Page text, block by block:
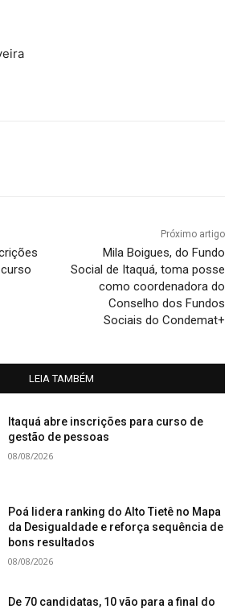
Próximo artigo
Mila Boigues, do Fundo
Social de Itaquá, toma posse
como coordenadora do
Conselho dos Fundos
Sociais do Condemat+
LEIA TAMBÉM
Itaquá abre inscrições para curso de
gestão de pessoas
08/08/2026
Poá lidera ranking do Alto Tietê no Mapa
da Desigualdade e reforça sequência de
bons resultados
08/08/2026
De 70 candidatas, 10 vão para a final do